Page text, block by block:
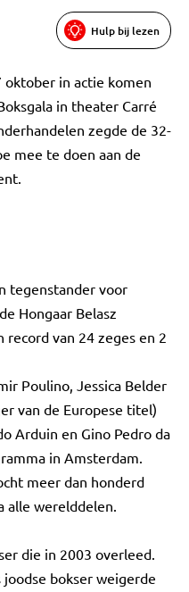
Hulp bij lezen
oktober in actie komen
in theater Carré
zegde de 32-
mee te doen aan de
tegenstander voor
Hongaar Belasz
record van 24 zeges en 2
Poulino, Jessica Belder
van de Europese titel)
Arduin en Gino Pedro da
in Amsterdam.
meer dan honderd
alle werelddelen.
die in 2003 overleed.
bokser weigerde